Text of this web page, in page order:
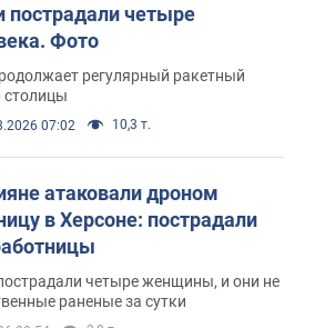
пострадали четыре
Фото
регулярный ракетный
столицы
07:02 10,3 т.
атаковали дроном
в Херсоне: пострадали
четыре женщины, и они не
раненые за сутки